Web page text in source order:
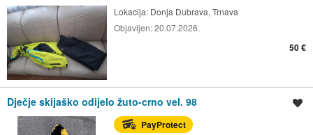
Lokacija: Donja Dubrava, Trnava
Objavljen:20.07.2026.
50 €
Dječje skijaško odijelo žuto-crno vel. 98
PayProtect